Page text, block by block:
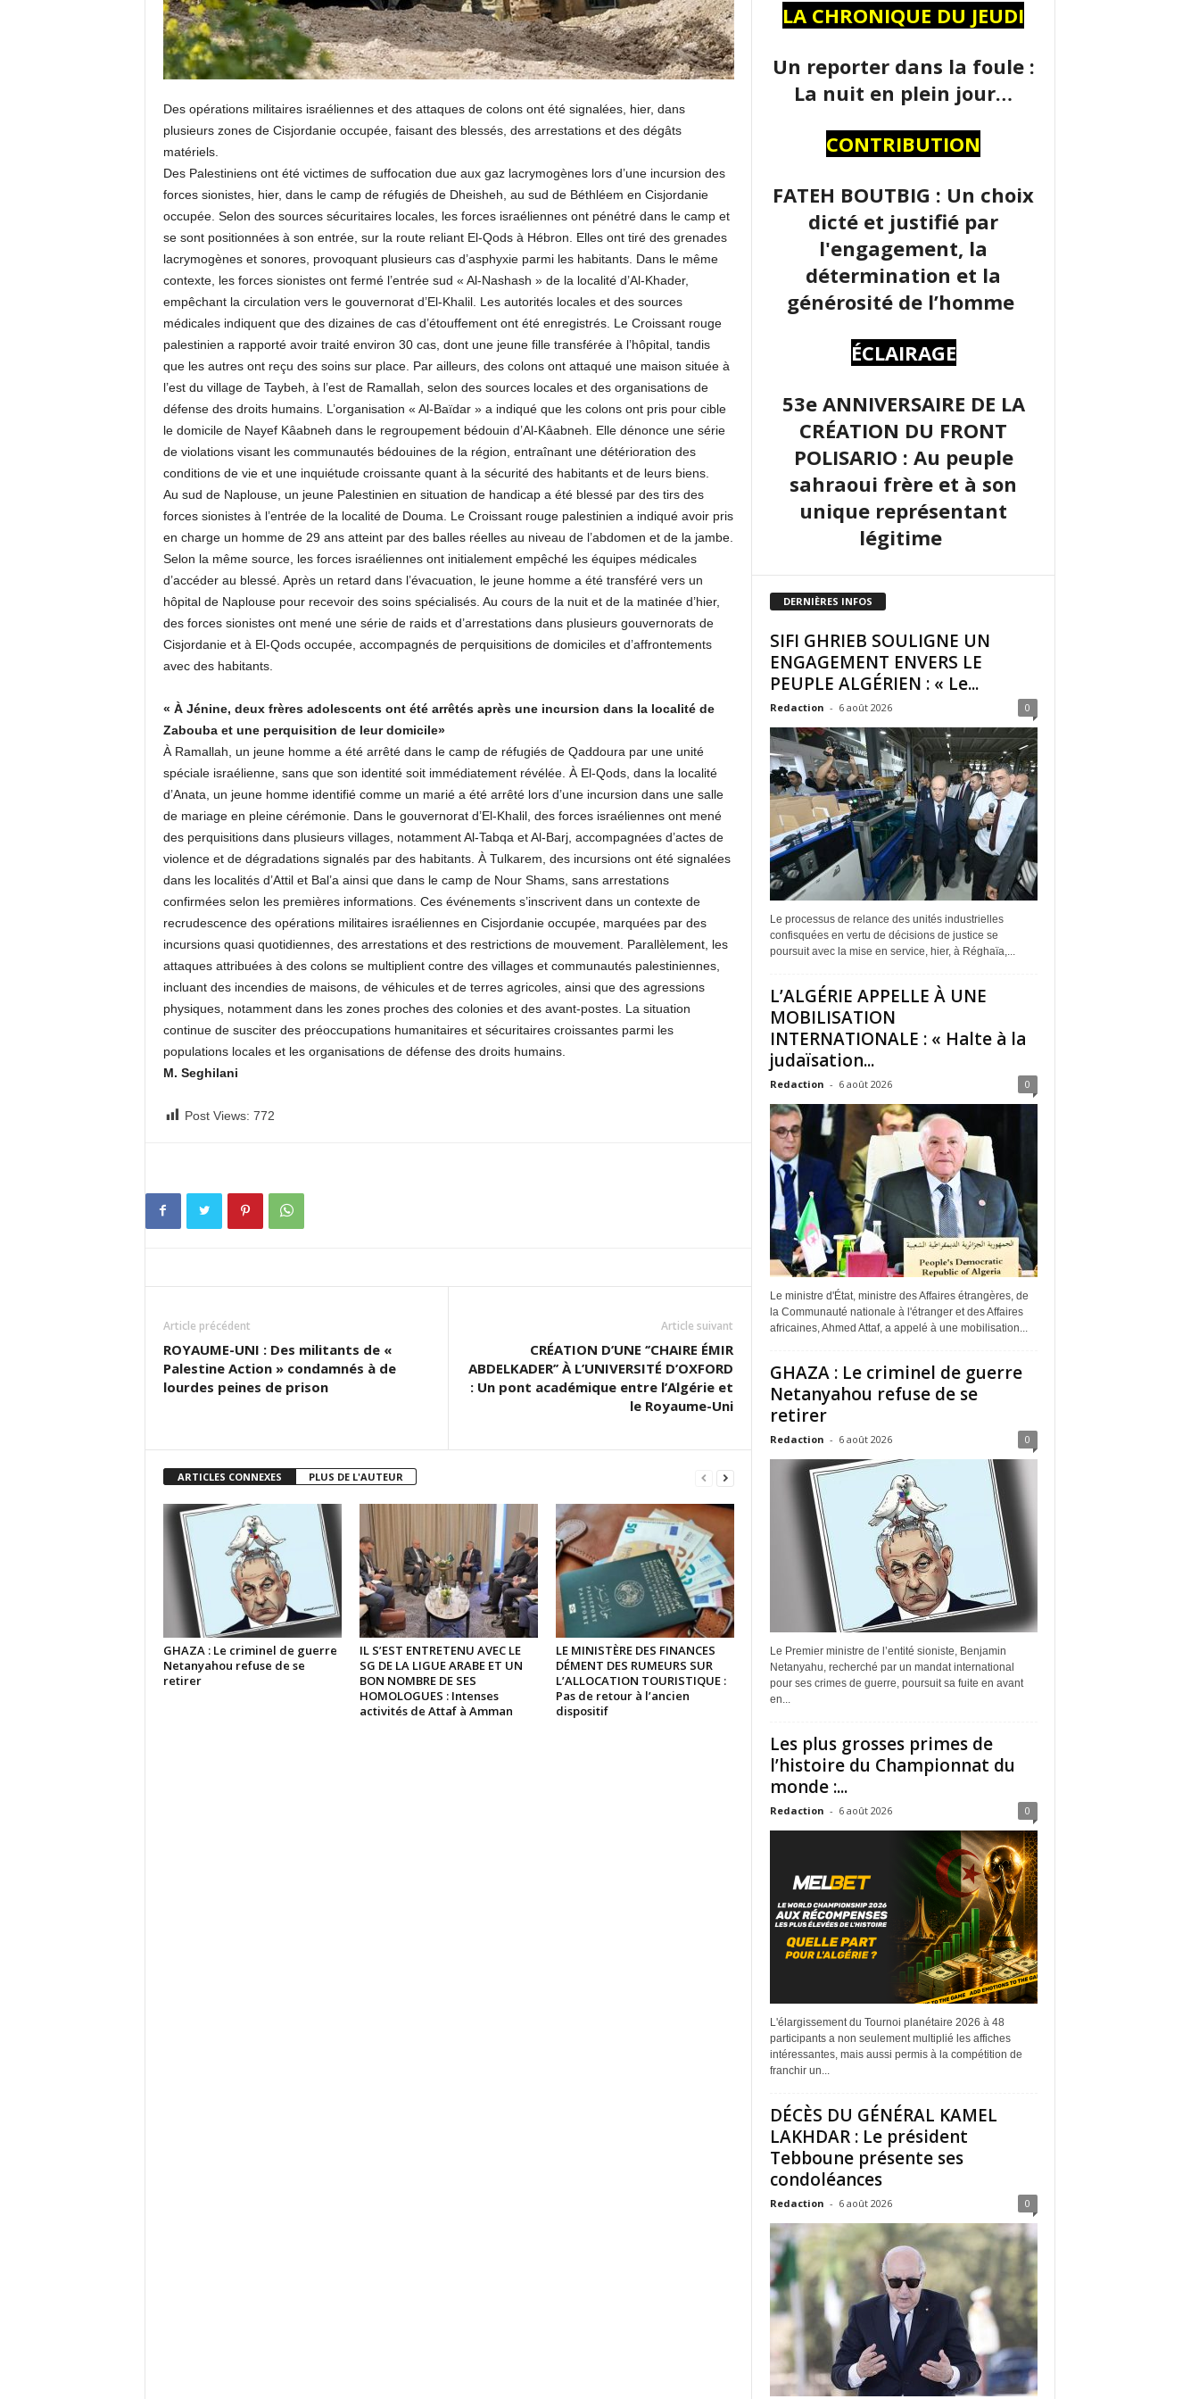
Des opérations militaires israéliennes et des attaques de colons ont été signalées, hier, dans
plusieurs zones de Cisjordanie occupée, faisant des blessés, des arrestations et des dégâts
matériels.
Des Palestiniens ont été victimes de suffocation due aux gaz lacrymogènes lors d’une incursion des
forces sionistes, hier, dans le camp de réfugiés de Dheisheh, au sud de Béthléem en Cisjordanie
occupée. Selon des sources sécuritaires locales, les forces israéliennes ont pénétré dans le camp et
se sont positionnées à son entrée, sur la route reliant El-Qods à Hébron. Elles ont tiré des grenades
lacrymogènes et sonores, provoquant plusieurs cas d’asphyxie parmi les habitants. Dans le même
contexte, les forces sionistes ont fermé l’entrée sud « Al-Nashash » de la localité d’Al-Khader,
empêchant la circulation vers le gouvernorat d’El-Khalil. Les autorités locales et des sources
médicales indiquent que des dizaines de cas d’étouffement ont été enregistrés. Le Croissant rouge
palestinien a rapporté avoir traité environ 30 cas, dont une jeune fille transférée à l’hôpital, tandis
que les autres ont reçu des soins sur place. Par ailleurs, des colons ont attaqué une maison située à
l’est du village de Taybeh, à l’est de Ramallah, selon des sources locales et des organisations de
défense des droits humains. L’organisation « Al-Baïdar » a indiqué que les colons ont pris pour cible
le domicile de Nayef Kâabneh dans le regroupement bédouin d’Al-Kâabneh. Elle dénonce une série
de violations visant les communautés bédouines de la région, entraînant une détérioration des
conditions de vie et une inquiétude croissante quant à la sécurité des habitants et de leurs biens.
Au sud de Naplouse, un jeune Palestinien en situation de handicap a été blessé par des tirs des
forces sionistes à l’entrée de la localité de Douma. Le Croissant rouge palestinien a indiqué avoir pris
en charge un homme de 29 ans atteint par des balles réelles au niveau de l’abdomen et de la jambe.
Selon la même source, les forces israéliennes ont initialement empêché les équipes médicales
d’accéder au blessé. Après un retard dans l’évacuation, le jeune homme a été transféré vers un
hôpital de Naplouse pour recevoir des soins spécialisés. Au cours de la nuit et de la matinée d’hier,
des forces sionistes ont mené une série de raids et d’arrestations dans plusieurs gouvernorats de
Cisjordanie et à El-Qods occupée, accompagnés de perquisitions de domiciles et d’affrontements
avec des habitants.
« À Jénine, deux frères adolescents ont été arrêtés après une incursion dans la localité de
Zabouba et une perquisition de leur domicile»
À Ramallah, un jeune homme a été arrêté dans le camp de réfugiés de Qaddoura par une unité
spéciale israélienne, sans que son identité soit immédiatement révélée. À El-Qods, dans la localité
d’Anata, un jeune homme identifié comme un marié a été arrêté lors d’une incursion dans une salle
de mariage en pleine cérémonie. Dans le gouvernorat d’El-Khalil, des forces israéliennes ont mené
des perquisitions dans plusieurs villages, notamment Al-Tabqa et Al-Barj, accompagnées d’actes de
violence et de dégradations signalés par des habitants. À Tulkarem, des incursions ont été signalées
dans les localités d’Attil et Bal’a ainsi que dans le camp de Nour Shams, sans arrestations
confirmées selon les premières informations. Ces événements s’inscrivent dans un contexte de
recrudescence des opérations militaires israéliennes en Cisjordanie occupée, marquées par des
incursions quasi quotidiennes, des arrestations et des restrictions de mouvement. Parallèlement, les
attaques attribuées à des colons se multiplient contre des villages et communautés palestiniennes,
incluant des incendies de maisons, de véhicules et de terres agricoles, ainsi que des agressions
physiques, notamment dans les zones proches des colonies et des avant-postes. La situation
continue de susciter des préoccupations humanitaires et sécuritaires croissantes parmi les
populations locales et les organisations de défense des droits humains.
M. Seghilani
Post Views: 772
Article précédent
ROYAUME-UNI : Des militants de «
Palestine Action » condamnés à de
lourdes peines de prison
Article suivant
CRÉATION D’UNE ‘’CHAIRE ÉMIR
ABDELKADER’’ À L’UNIVERSITÉ D’OXFORD
: Un pont académique entre l’Algérie et
le Royaume-Uni
ARTICLES CONNEXES PLUS DE L'AUTEUR
GHAZA : Le criminel de guerre
Netanyahou refuse de se
retirer
IL S’EST ENTRETENU AVEC LE
SG DE LA LIGUE ARABE ET UN
BON NOMBRE DE SES
HOMOLOGUES : Intenses
activités de Attaf à Amman
LE MINISTÈRE DES FINANCES
DÉMENT DES RUMEURS SUR
L’ALLOCATION TOURISTIQUE :
Pas de retour à l’ancien
dispositif
LA CHRONIQUE DU JEUDI
Un reporter dans la foule :
La nuit en plein jour…
CONTRIBUTION
FATEH BOUTBIG : Un choix
dicté et justifié par
l'engagement, la
détermination et la
générosité de l’homme
ÉCLAIRAGE
53e ANNIVERSAIRE DE LA
CRÉATION DU FRONT
POLISARIO : Au peuple
sahraoui frère et à son
unique représentant
légitime
DERNIÈRES INFOS
SIFI GHRIEB SOULIGNE UN
ENGAGEMENT ENVERS LE
PEUPLE ALGÉRIEN : « Le...
Redaction - 6 août 2026 0
Le processus de relance des unités industrielles
confisquées en vertu de décisions de justice se
poursuit avec la mise en service, hier, à Réghaïa,...
L’ALGÉRIE APPELLE À UNE
MOBILISATION
INTERNATIONALE : « Halte à la
judaïsation...
Redaction - 6 août 2026 0
Le ministre d'État, ministre des Affaires étrangères, de
la Communauté nationale à l'étranger et des Affaires
africaines, Ahmed Attaf, a appelé à une mobilisation...
GHAZA : Le criminel de guerre
Netanyahou refuse de se
retirer
Redaction - 6 août 2026 0
Le Premier ministre de l’entité sioniste, Benjamin
Netanyahu, recherché par un mandat international
pour ses crimes de guerre, poursuit sa fuite en avant
en...
Les plus grosses primes de
l’histoire du Championnat du
monde :...
Redaction - 6 août 2026 0
L'élargissement du Tournoi planétaire 2026 à 48
participants a non seulement multiplié les affiches
intéressantes, mais aussi permis à la compétition de
franchir un...
DÉCÈS DU GÉNÉRAL KAMEL
LAKHDAR : Le président
Tebboune présente ses
condoléances
Redaction - 6 août 2026 0